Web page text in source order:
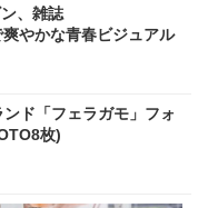
、雑誌
爽やかな青春ビジュアル
ド「フェラガモ」フォ
枚)